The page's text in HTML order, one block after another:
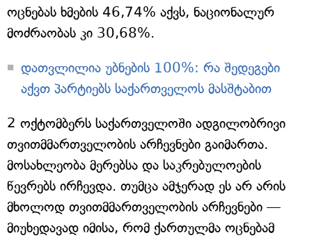
ოცნებას ხმების 46,74% აქვს, ნაციონალურ
მოძრაობას კი 30,68%.
დათვლილია უბნების 100%: რა შედეგები
აქვთ პარტიებს საქართველოს მასშტაბით
2 ოქტომბერს საქართველოში ადგილობრივი
თვითმმართველობის არჩევნები გაიმართა.
მოსახლეობა მერებსა და საკრებულოების
წევრებს ირჩევდა. თუმცა ამჯერად ეს არ არის
მხოლოდ თვითმმართველობის არჩევნები —
მიუხედავად იმისა, რომ ქართულმა ოცნებამ